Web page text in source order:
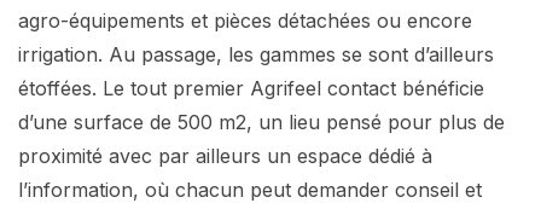
agro-équipements et pièces détachées ou encore
irrigation. Au passage, les gammes se sont d’ailleurs
étoffées. Le tout premier Agrifeel contact bénéficie
d’une surface de 500 m2, un lieu pensé pour plus de
proximité avec par ailleurs un espace dédié à
l’information, où chacun peut demander conseil et